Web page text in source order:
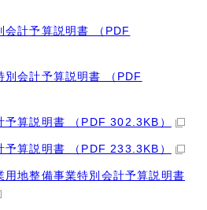
会計予算説明書 （PDF
別会計予算説明書 （PDF
予算説明書 （PDF 302.3KB）
予算説明書 （PDF 233.3KB）
用地整備事業特別会計予算説明書